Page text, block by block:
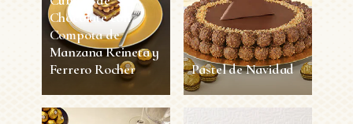
Chocolate con
Compota de
Manzana Reineta y
Ferrero Rocher
Cubitos de
Pastel de Navidad